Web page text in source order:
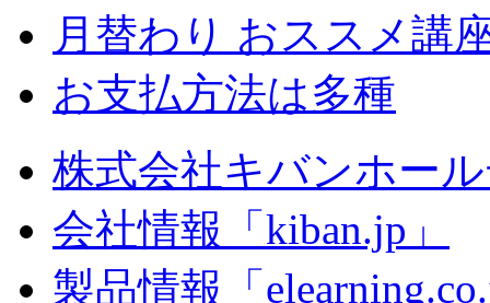
月替わり おススメ講
お支払方法は多種
株式会社キバンホー
会社情報「kiban.jp」
製品情報「